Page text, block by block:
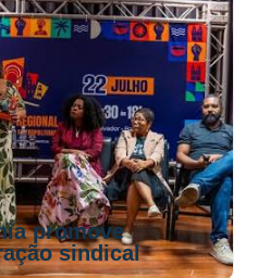
promove
sindical